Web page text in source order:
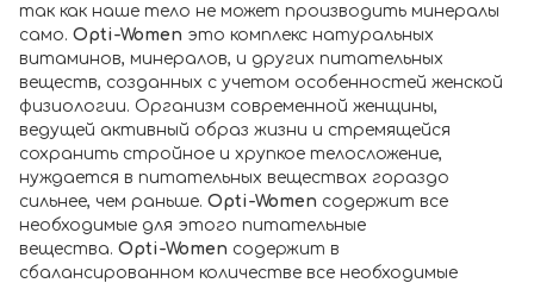
так как наше тело не может производить минералы
само. Opti-Women это комплекс натуральных
витаминов, минералов, и других питательных
веществ, созданных с учетом особенностей женской
физиологии. Организм современной женщины,
ведущей активный образ жизни и стремящейся
сохранить стройное и хрупкое телосложение,
нуждается в питательных веществах гораздо
сильнее, чем раньше. Opti-Women содержит все
необходимые для этого питательные
вещества. Opti-Women содержит в
сбалансированном количестве все необходимые